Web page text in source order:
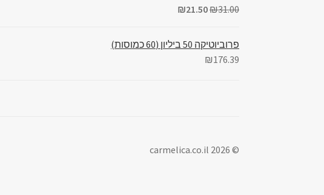
₪31.00
₪21.50
פרוביוטיקה 50 ביליון (60 כמוסות)
₪176.39
© carmelica.co.il 2026